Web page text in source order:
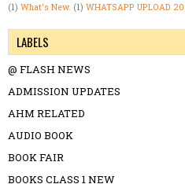
(1) What's New. (1) WHATSAPP UPLOAD
LABELS
@ FLASH NEWS
ADMISSION UPDATES
AHM RELATED
AUDIO BOOK
BOOK FAIR
BOOKS CLASS 1 NEW